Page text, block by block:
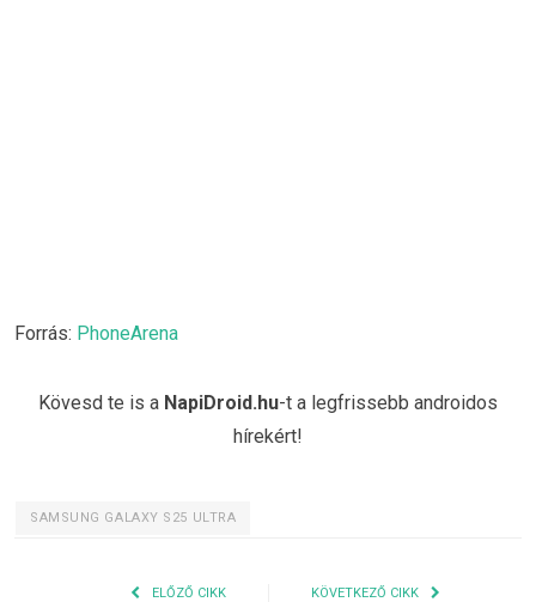
Forrás: PhoneArena
Kövesd te is a NapiDroid.hu-t a legfrissebb androidos
hírekért!
SAMSUNG GALAXY S25 ULTRA
ELŐZŐ CIKK KÖVETKEZŐ CIKK